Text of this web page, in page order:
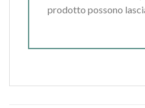
prodotto possono